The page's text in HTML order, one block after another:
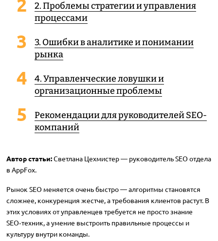
2. Проблемы стратегии и управления
процессами
3. Ошибки в аналитике и понимании
рынка
4. Управленческие ловушки и
организационные проблемы
Рекомендации для руководителей SEO-
компаний
Автор статьи:Светлана Цехмистер — руководитель SEO отдела
в AppFox.
Рынок SEO меняется очень быстро — алгоритмы становятся
сложнее, конкуренция жестче, а требования клиентов растут. В
этих условиях от управленцев требуется не просто знание
SEO‑техник, а умение выстроить правильные процессы и
культуру внутри команды.